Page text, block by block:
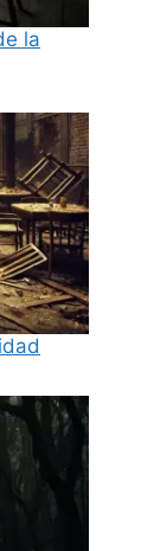
la